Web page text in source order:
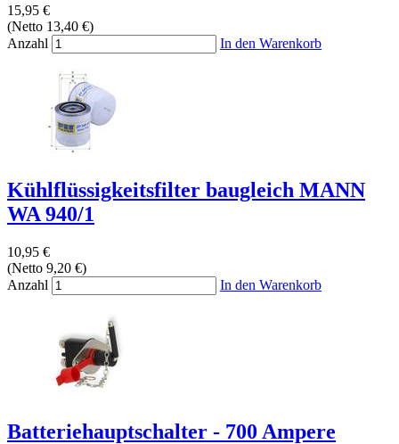
15,95 €
(Netto 13,40 €)
Anzahl
In den Warenkorb
Kühlflüssigkeitsfilter baugleich MANN
WA 940/1
10,95 €
(Netto 9,20 €)
Anzahl
In den Warenkorb
Batteriehauptschalter - 700 Ampere